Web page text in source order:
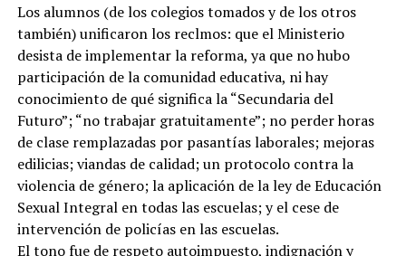
Los alumnos (de los colegios tomados y de los otros
también) unificaron los reclmos: que el Ministerio
desista de implementar la reforma, ya que no hubo
participación de la comunidad educativa, ni hay
conocimiento de qué significa la “Secundaria del
Futuro”; “no trabajar gratuitamente”; no perder horas
de clase remplazadas por pasantías laborales; mejoras
edilicias; viandas de calidad; un protocolo contra la
violencia de género; la aplicación de la ley de Educación
Sexual Integral en todas las escuelas; y el cese de
intervención de policías en las escuelas.
El tono fue de respeto autoimpuesto, indignación y